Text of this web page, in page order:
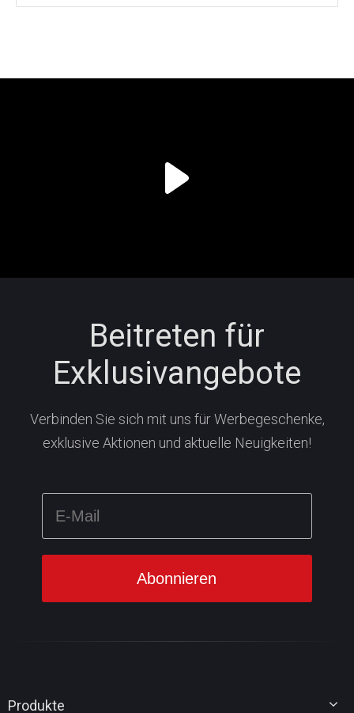
Beitreten für
Exklusivangebote
Verbinden Sie sich mit uns für Werbegeschenke,
exklusive Aktionen und aktuelle Neuigkeiten!
Produkte